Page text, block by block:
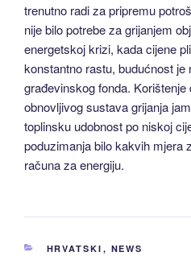
trenutno radi za pripremu
nije bilo potrebe za grijanjem
energetskoj krizi, kada cijene
konstantno rastu, budućnost
građevinskog fonda. Korištenje
obnovljivog sustava grijanja
toplinsku udobnost po niskoj
poduzimanja bilo kakvih mjera
računa za energiju.
CATEGORIES
HRVATSKI , NEWS